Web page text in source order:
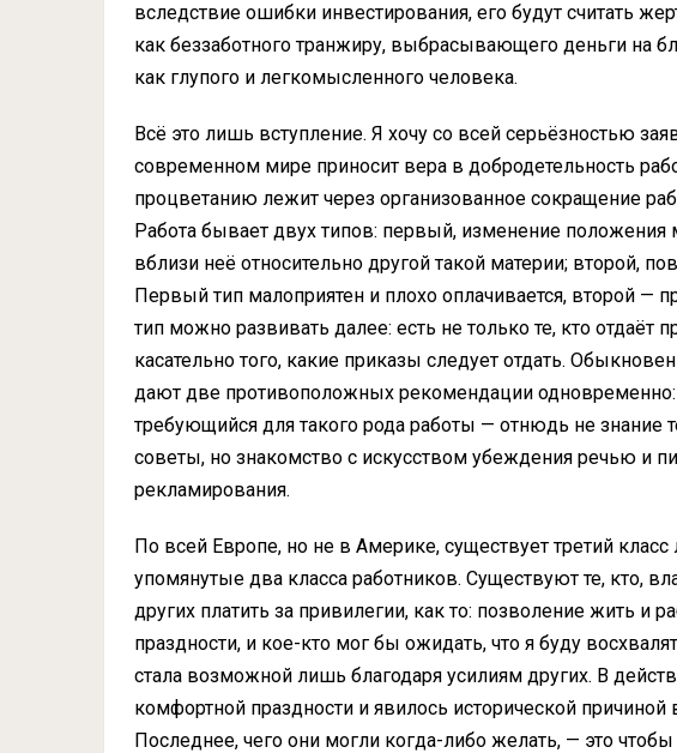
вследствие ошибки инвестирования, его будут считать
как беззаботного транжиру, выбрасывающего деньги на
как глупого и легкомысленного человека.
Всё это лишь вступление. Я хочу со всей серьёзностью
современном мире приносит вера в добродетельность
процветанию лежит через организованное сокращение
Работа бывает двух типов: первый, изменение положения
вблизи неё относительно другой такой материи; второй,
Первый тип малоприятен и плохо оплачивается, второй —
тип можно развивать далее: есть не только те, кто отдаёт
касательно того, какие приказы следует отдать.
дают две противоположных рекомендации одновременно:
требующийся для такого рода работы — отнюдь не знание
советы, но знакомство с искусством убеждения речью и
рекламирования.
По всей Европе, но не в Америке, существует третий
упомянутые два класса работников. Существуют те, кто,
других платить за привилегии, как то: позволение жить и
праздности, и кое-кто мог бы ожидать, что я буду
стала возможной лишь благодаря усилиям других. В
комфортной праздности и явилось исторической причиной
Последнее, чего они могли когда-либо желать, — это